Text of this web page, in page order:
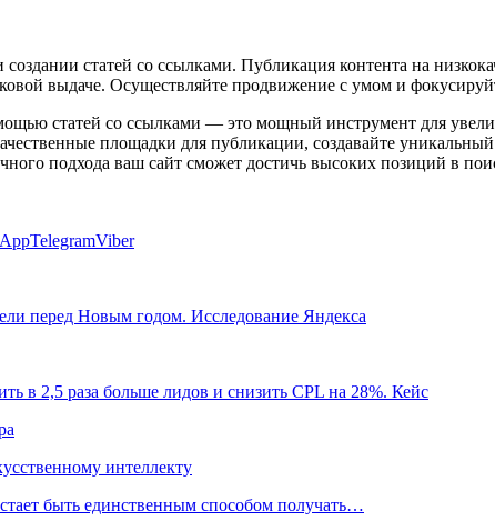
создании статей со ссылками. Публикация контента на
выдаче. Осуществляйте продвижение с умом и
статей со ссылками — это мощный инструмент для
площадки для публикации, создавайте
подхода ваш сайт сможет достичь высоких позиций в
TelegramViber
перед Новым годом. Исследование Яндекса
в 2,5 раза больше лидов и снизить CPL на 28%. Кейс
интеллекту
быть единственным способом получать…